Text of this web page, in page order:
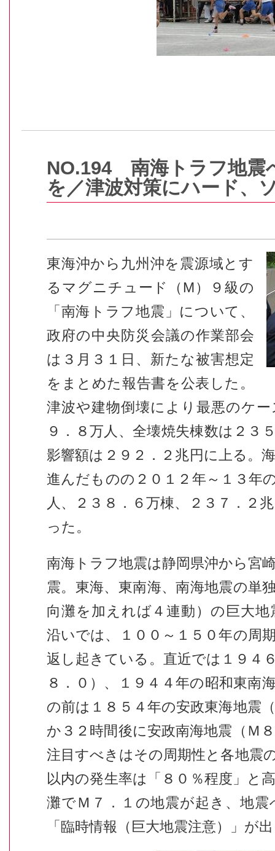
NO.194 南海トラフ地震
を／津波対策にハード、
東海沖から九州沖を震源域とす
るマグニチュード（ M）９級の
「南海トラフ地震」について、
政府の中央防災会議の作業部会
は３月３１日、新たな被害想定
をまとめた報告書を公表した。
津波や建物倒壊により最悪のケ
９．８万人、全壊焼失棟数は２３
影響額は２９２．２兆円に上る。
進んだものの２０１２年～１３年
人、２３８．６万棟、２３７．２
った。
南海トラフ地震は静岡県沖から宮
震。東海、東南海、南海地震の単
向灘を加えれば４連動）の巨大
沿いでは、１００～１５０年の周
返し起きている。直近では１９４
８．０）、１９４４年の昭和東南
の前は１８５４年の安政東海地震
か３２時間後に安政南海地震（Ｍ
注目すべきはその周期性と各地震
以内の発生率は「８０％程度」と
灘でＭ７．１の地震が起き、地
「臨時情報（巨大地震注意）」が